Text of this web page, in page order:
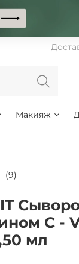
Макияж
(9)
C -
мл